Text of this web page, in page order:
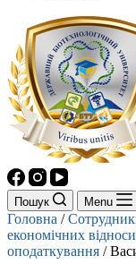
Пошук Menu
Головна /
економічних
оподаткування /